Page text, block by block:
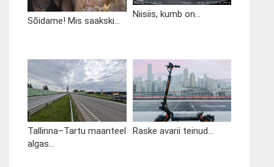
Sõidame! Mis saakski...
Niisiis, kumb on...
Tallinna–Tartu maanteel
algas...
Raske avarii teinud...